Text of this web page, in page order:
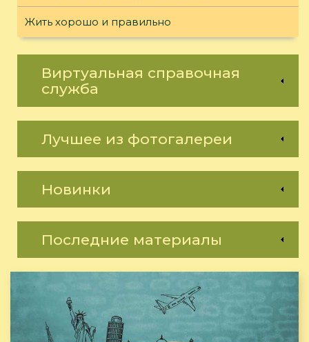
Жить хорошо и правильно
Виртуальная справочная
служба
Лучшее из фотогалереи
Новинки
Последние материалы